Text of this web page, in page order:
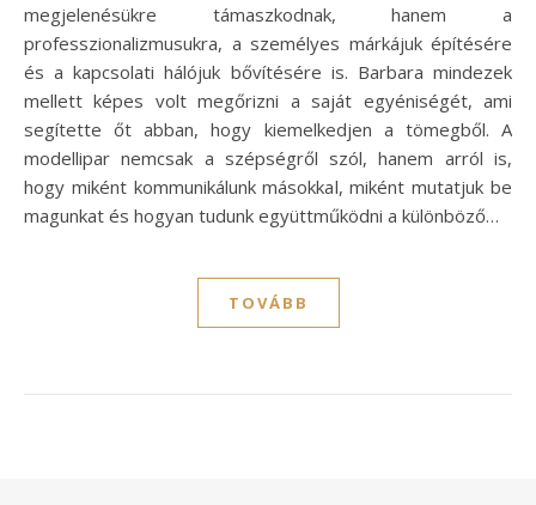
megjelenésükre támaszkodnak, hanem a
professzionalizmusukra, a személyes márkájuk építésére
és a kapcsolati hálójuk bővítésére is. Barbara mindezek
mellett képes volt megőrizni a saját egyéniségét, ami
segítette őt abban, hogy kiemelkedjen a tömegből. A
modellipar nemcsak a szépségről szól, hanem arról is,
hogy miként kommunikálunk másokkal, miként mutatjuk be
magunkat és hogyan tudunk együttműködni a különböző…
TOVÁBB